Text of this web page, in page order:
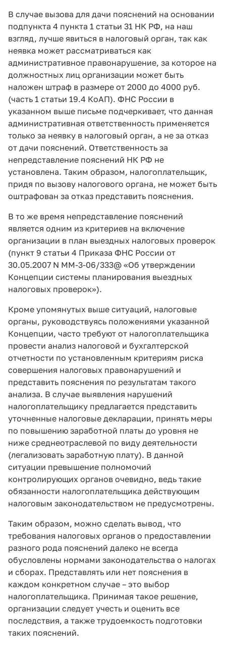
В случае вызова для дачи пояснений на основании
подпункта 4 пункта 1 статьи 31 НК РФ, на наш
взгляд, лучше явиться в налоговый орган, так как
неявка может рассматриваться как
административное правонарушение, за которое на
должностных лиц организации может быть
наложен штраф в размере от 2000 до 4000 руб.
(часть 1 статьи 19.4 КоАП). ФНС России в
указанном выше письме подчеркивает, что данная
административная ответственность применяется
только за неявку в налоговый орган, а не за отказ
от дачи пояснений. Ответственность за
непредставление пояснений НК РФ не
установлена. Таким образом, налогоплательщик,
придя по вызову налогового органа, не может быть
оштрафован за отказ представить пояснения.
В то же время непредставление пояснений
является одним из критериев на включение
организации в план выездных налоговых проверок
(пункт 9 статьи 4 Приказа ФНС России от
30.05.2007 N ММ-3-06/333@ «Об утверждении
Концепции системы планирования выездных
налоговых проверок»).
Кроме упомянутых выше ситуаций, налоговые
органы, руководствуясь положениями указанной
Концепции, часто требуют от налогоплательщика
провести анализ налоговой и бухгалтерской
отчетности по установленным критериям риска
совершения налоговых правонарушений и
представить пояснения по результатам такого
анализа. В случае выявления нарушений
налогоплательщику предлагается представить
уточненные налоговые декларации, принять меры
по повышению заработной платы до уровня не
ниже среднеотраслевой по виду деятельности
(легализовать заработную плату). В данной
ситуации превышение полномочий
контролирующих органов очевидно, ведь такие
обязанности налогоплательщика действующим
налоговым законодательством не предусмотрены.
Таким образом, можно сделать вывод, что
требования налоговых органов о предоставлении
разного рода пояснений далеко не всегда
обусловлены нормами законодательства о налогах
и сборах. Представлять или нет пояснения в
каждом конкретном случае – это выбор
налогоплательщика. Принимая такое решение,
организации следует учесть и оценить все
последствия, а также трудоемкость подготовки
таких пояснений.